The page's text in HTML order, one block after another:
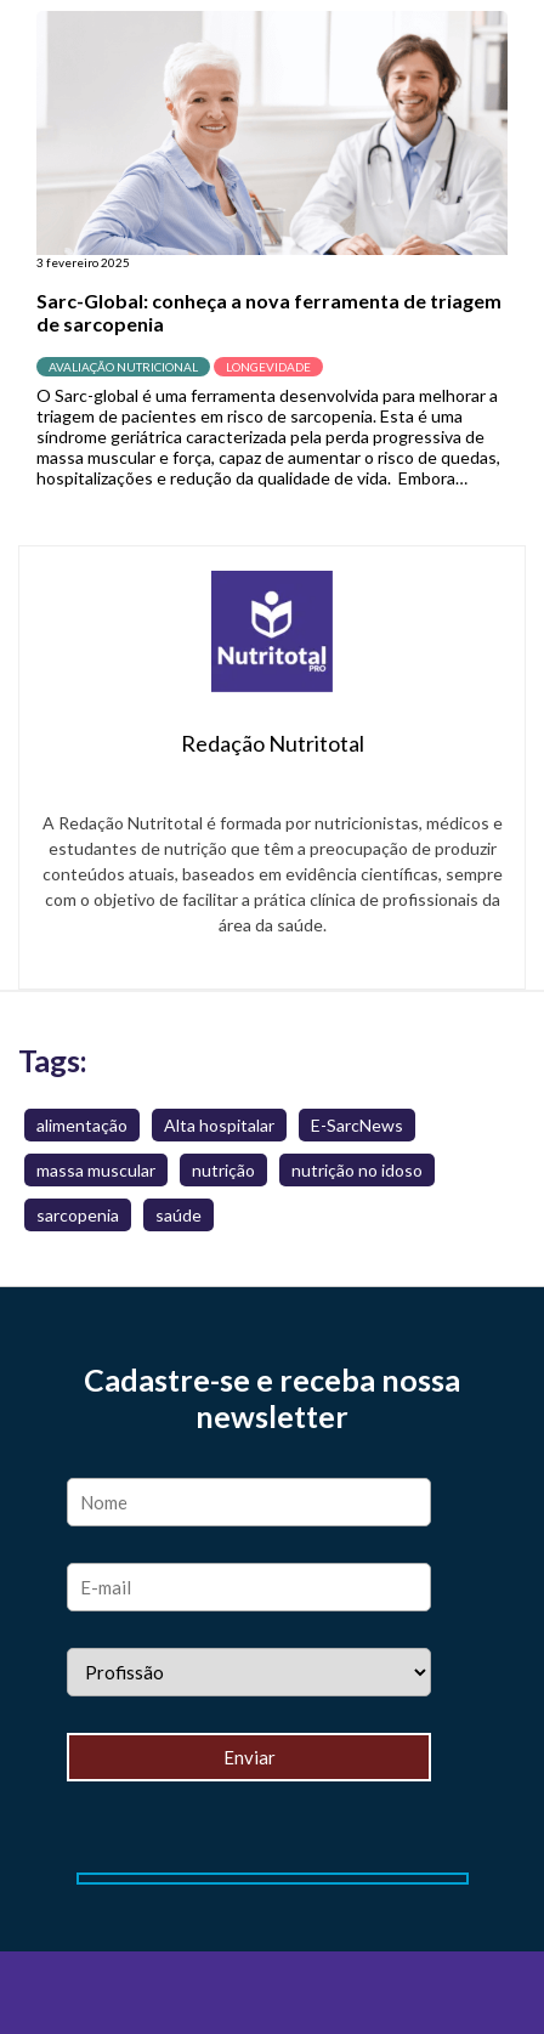
3 fevereiro 2025
Sarc-Global: conheça a nova ferramenta de triagem
de sarcopenia
AVALIAÇÃO NUTRICIONAL LONGEVIDADE
O Sarc-global é uma ferramenta desenvolvida para melhorar a
triagem de pacientes em risco de sarcopenia. Esta é uma
síndrome geriátrica caracterizada pela perda progressiva de
massa muscular e força, capaz de aumentar o risco de quedas,
hospitalizações e redução da qualidade de vida. Embora
Redação Nutritotal
A Redação Nutritotal é formada por nutricionistas, médicos e
estudantes de nutrição que têm a preocupação de produzir
conteúdos atuais, baseados em evidência científicas, sempre
com o objetivo de facilitar a prática clínica de profissionais da
área da saúde.
Tags:
alimentação Alta hospitalar E-SarcNews
massa muscular nutrição nutrição no idoso
sarcopenia saúde
Cadastre-se e receba nossa
newsletter